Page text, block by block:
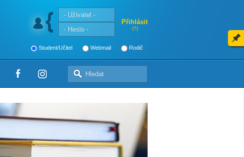
Přihlásit
(?)
Student/Učitel Webmail Rodič